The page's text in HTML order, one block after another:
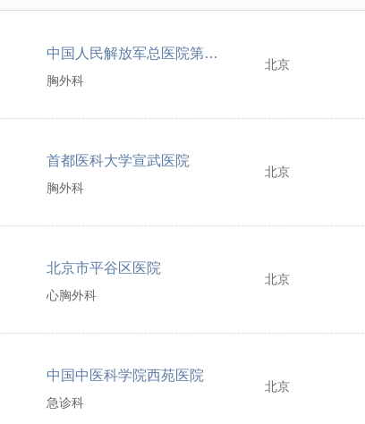
中国人民解放军总医院第五医学中心
胸外科
北京
首都医科大学宣武医院
胸外科
北京
北京市平谷区医院
心胸外科
北京
中国中医科学院西苑医院
急诊科
北京